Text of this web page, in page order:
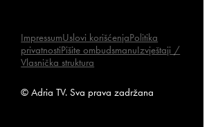
ImpressumUslovi korišćenjaPolitika
privatnostiPišite ombudsmanuIzvještaji /
Vlasnička struktura
© Adria TV. Sva prava zadržana